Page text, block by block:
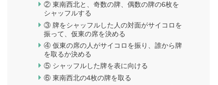
② 東南西北と、奇数の牌、偶数の牌の6枚を
シャッフルする
③ 牌をシャッフルした人の対面がサイコロを
振って、仮東の席を決める
④ 仮東の席の人がサイコロを振り、誰から牌
を取るか決める
⑤ シャッフルした牌を表に向ける
⑥ 東南西北の4枚の牌を取る